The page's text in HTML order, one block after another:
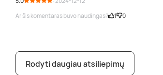
Ar šis komentaras buvo naudingas?
1 0
Rodyti daugiau atsiliepimų